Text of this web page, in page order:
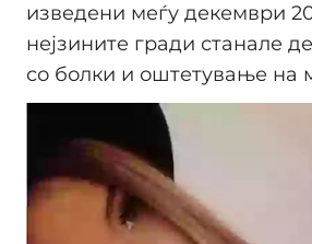
изведени меѓу декември
нејзините гради станале
со болки и оштетување на